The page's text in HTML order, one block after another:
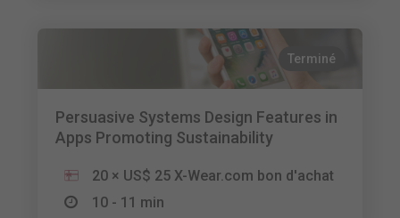
Terminé
Persuasive Systems Design Features in
Apps Promoting Sustainability
20 × US$ 25 X-Wear.com bon d'achat
10 - 11 min